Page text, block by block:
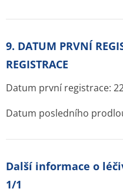
9. DATUM PRVNÍ
REGISTRACE
Datum první registrace:
Datum posledního
Další informace o
1/1